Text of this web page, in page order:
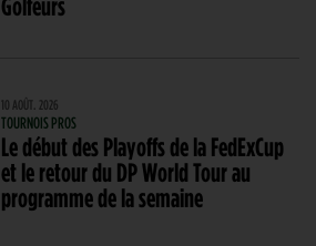
Golfeurs
10 AOÛT. 2026
TOURNOIS PROS
Le début des Playoffs de la FedExCup
et le retour du DP World Tour au
programme de la semaine